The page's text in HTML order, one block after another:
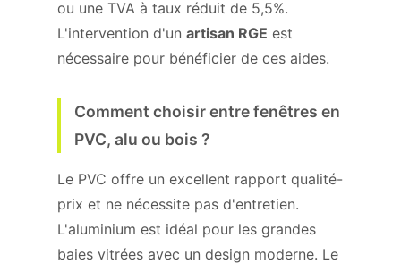
ou une TVA à taux réduit de 5,5%.
L'intervention d'un artisan RGE est
nécessaire pour bénéficier de ces aides.
Comment choisir entre fenêtres en
PVC, alu ou bois ?
Le PVC offre un excellent rapport qualité-
prix et ne nécessite pas d'entretien.
L'aluminium est idéal pour les grandes
baies vitrées avec un design moderne. Le